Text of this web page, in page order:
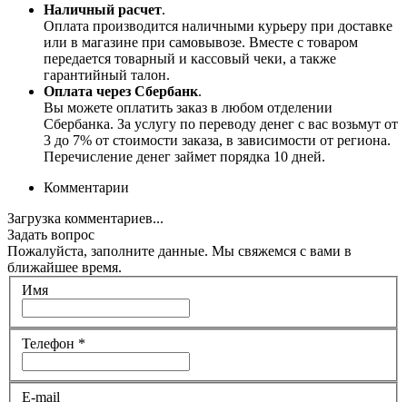
Наличный расчет.
Оплата производится наличными курьеру при доставке
или в магазине при самовывозе. Вместе с товаром
передается товарный и кассовый чеки, а также
гарантийный талон.
Оплата через Сбербанк.
Вы можете оплатить заказ в любом отделении
Сбербанка. За услугу по переводу денег с вас возьмут от
3 до 7% от стоимости заказа, в зависимости от региона.
Перечисление денег займет порядка 10 дней.
Комментарии
Загрузка комментариев...
Задать вопрос
Пожалуйста, заполните данные. Мы свяжемся с вами в
ближайшее время.
Имя
Телефон *
E-mail